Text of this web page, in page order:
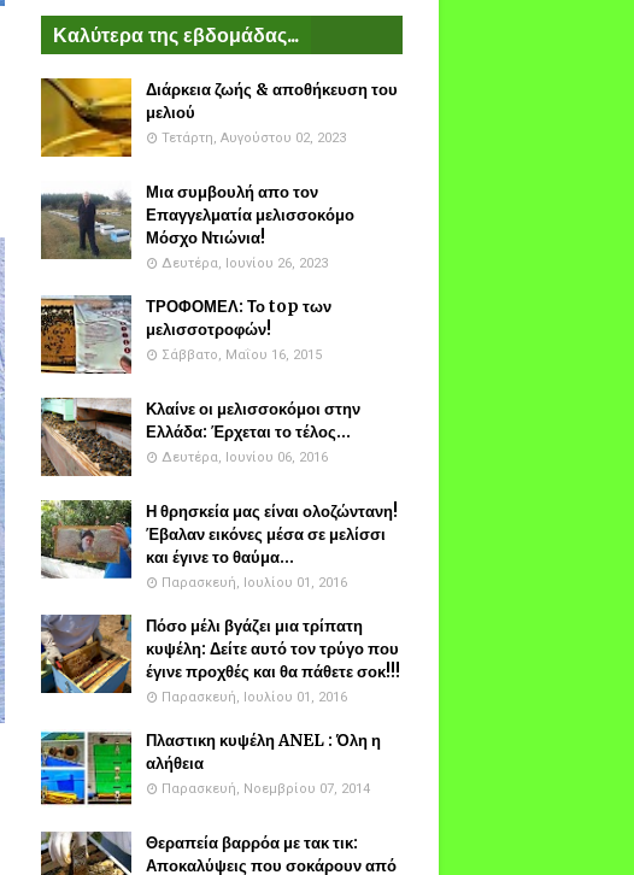
Καλύτερα της εβδομάδας...
Διάρκεια ζωής & αποθήκευση του
μελιού
Τετάρτη, Αυγούστου 02, 2023
Μια συμβουλή απο τον
Επαγγελματία μελισσοκόμο
Μόσχο Ντιώνια!
Δευτέρα, Ιουνίου 26, 2023
ΤΡΟΦΟΜΕΛ: Το top των
μελισσοτροφών!
Σάββατο, Μαΐου 16, 2015
Κλαίνε οι μελισσοκόμοι στην
Ελλάδα: Έρχεται το τέλος...
Δευτέρα, Ιουνίου 06, 2016
Η θρησκεία μας είναι ολοζώντανη!
Έβαλαν εικόνες μέσα σε μελίσσι
και έγινε το θαύμα...
Παρασκευή, Ιουλίου 01, 2016
Πόσο μέλι βγάζει μια τρίπατη
κυψέλη: Δείτε αυτό τον τρύγο που
έγινε προχθές και θα πάθετε σοκ!!!
Παρασκευή, Ιουλίου 01, 2016
Πλαστικη κυψέλη ANEL : Όλη η
αλήθεια
Παρασκευή, Νοεμβρίου 07, 2014
Θεραπεία βαρρόα με τακ τικ:
Αποκαλύψεις που σοκάρουν από